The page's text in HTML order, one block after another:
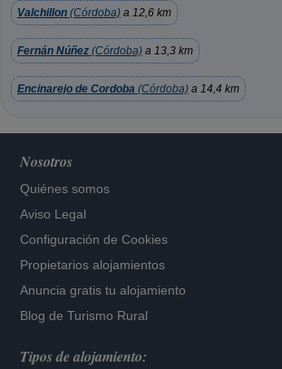
Valchillon (Córdoba) a 12,6 km
Fernán Núñez (Córdoba) a 13,3 km
Encinarejo de Cordoba (Córdoba) a 14,4 km
Nosotros
Quiénes somos
Aviso Legal
Configuración de Cookies
Propietarios alojamientos
Anuncia gratis tu alojamiento
Blog de Turismo Rural
Tipos de alojamiento: